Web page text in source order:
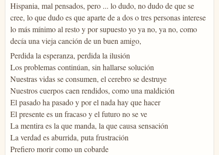
Hispania, mal pensados, pero ... lo dudo, no dudo de que se
cree, lo que dudo es que aparte de a dos o tres personas interese
lo más mínimo al resto y por supuesto yo ya no, ya no, como
decía una vieja canción de un buen amigo,
Perdida la esperanza, perdida la ilusión
Los problemas continúan, sin hallarse solución
Nuestras vidas se consumen, el cerebro se destruye
Nuestros cuerpos caen rendidos, como una maldición
El pasado ha pasado y por el nada hay que hacer
El presente es un fracaso y el futuro no se ve
La mentira es la que manda, la que causa sensación
La verdad es aburrida, puta frustración
Prefiero morir como un cobarde